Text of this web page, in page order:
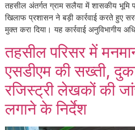
तहसील अंतर्गत ग्राम सलैया में शासकीय
खिलाफ प्रशासन ने बड़ी कार्रवाई करते हुए
मुक्त करा दिया। यह कार्रवाई अनुविभागीय
तहसील परिसर में
एसडीएम की सख्ती,
रजिस्ट्री लेखकों की
लगाने के निर्देश